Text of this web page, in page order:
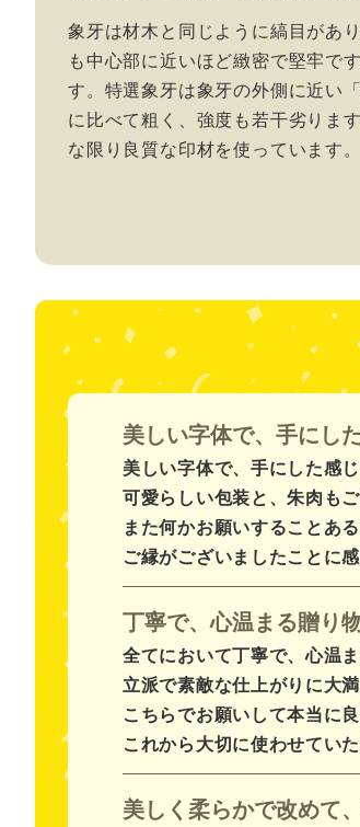
象牙は材木と同じように縞目があ
も中心部に近いほど緻密で堅牢で
す。特選象牙は象牙の外側に近い
に比べて粗く、強度も若干劣りま
な限り良質な印材を使っています。
美しい字体で、手にし
美しい字体で、手にした感
可愛らしい包装と、朱肉も
また何かお願いすることあ
ご縁がございましたことに感
丁寧で、心温まる贈り
全てにおいて丁寧で、心温
立派で素敵な仕上がりに大満
こちらでお願いして本当に良
これから大切に使わせていた
美しく柔らかで改めて